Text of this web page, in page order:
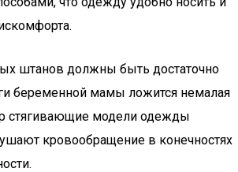
штанов должны быть достаточно
беременной мамы ложится немалая
стягивающие модели одежды
кровообращение в конечностях